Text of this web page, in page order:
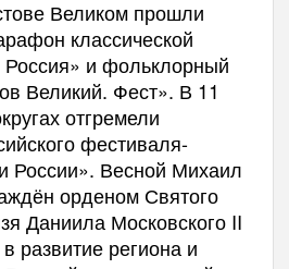
Великом прошли
классической
Россия» и фольклорный
Великий. Фест». В 11
отгремели
фестиваля-
России». Весной Михаил
орденом Святого
Даниила Московского II
развитие региона и